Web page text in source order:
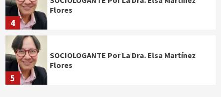
4
Flores
5
SOCIOLOGANTE Por La Dra. Elsa Martínez
Flores